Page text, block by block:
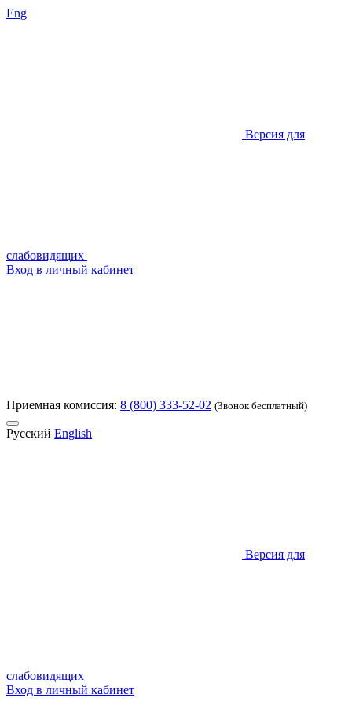
Eng
Версия для
слабовидящих
Вход в личный кабинет
Приемная комиссия: 8 (800) 333-52-02 (Звонок бесплатный)
Русский English
Версия для
слабовидящих
Вход в личный кабинет